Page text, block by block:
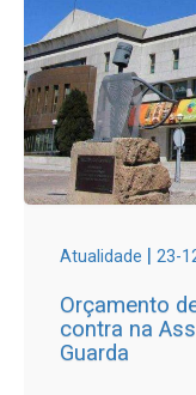
Atualidade | 23-
Orçamento
contra na
Guarda